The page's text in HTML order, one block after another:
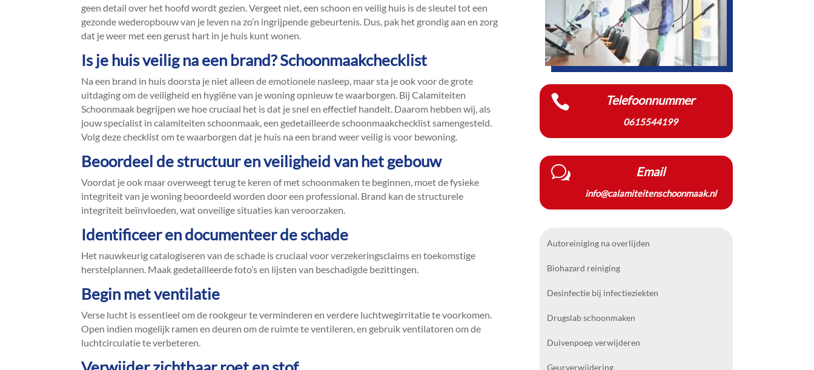
geen detail over het hoofd wordt gezien.​ Vergeet niet, een schoon en veilig huis is de sleutel tot een
gezonde wederopbouw van je leven na zo’n ingrijpende gebeurtenis.​ Dus, pak het grondig aan en zorg
dat je weer met een gerust hart in je huis kunt wonen.​
Is je huis veilig na een brand? Schoonmaakchecklist
Na een brand in huis doorsta je niet alleen de emotionele nasleep, maar sta je ook voor de grote
uitdaging om de veiligheid en hygiëne van je woning opnieuw te waarborgen.​ Bij Calamiteiten
Schoonmaak begrijpen we hoe cruciaal het is dat je snel en effectief handelt.​ Daarom hebben wij, als
jouw specialist in calamiteiten schoonmaak, een gedetailleerde schoonmaakchecklist samengesteld.​
Volg deze checklist om te waarborgen dat je huis na een brand weer veilig is voor bewoning.​
Beoordeel de structuur en veiligheid van het gebouw
Voordat je ook maar overweegt terug te keren of met schoonmaken te beginnen, moet de fysieke
integriteit van je woning beoordeeld worden door een professional.​ Brand kan de structurele
integriteit beïnvloeden, wat onveilige situaties kan veroorzaken.​
Identificeer en documenteer de schade
Het nauwkeurig catalogiseren van de schade is cruciaal voor verzekeringsclaims en toekomstige
herstelplannen.​ Maak gedetailleerde foto’s en lijsten van beschadigde bezittingen.​
Begin met ventilatie
Verse lucht is essentieel om de rookgeur te verminderen en verdere luchtwegirritatie te voorkomen.​
Open indien mogelijk ramen en deuren om de ruimte te ventileren, en gebruik ventilatoren om de
luchtcirculatie te verbeteren.​
 Telefoonnummer
0615544199
w Email
info@calamiteitenschoonmaak.nl
Autoreiniging na overlijden
Biohazard reiniging
Desinfectie bij infectieziekten
Drugslab schoonmaken
Duivenpoep verwijderen
Geurverwijdering